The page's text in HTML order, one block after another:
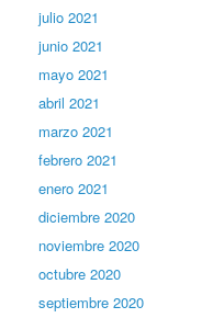
julio 2021
junio 2021
mayo 2021
abril 2021
marzo 2021
febrero 2021
enero 2021
diciembre 2020
noviembre 2020
octubre 2020
septiembre 2020